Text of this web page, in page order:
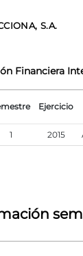
S.A.
Financiera
Ejercicio
1 2015